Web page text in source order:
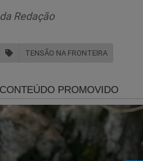
O recado de
da Redação
TENSÃO NA FRONTEIRA